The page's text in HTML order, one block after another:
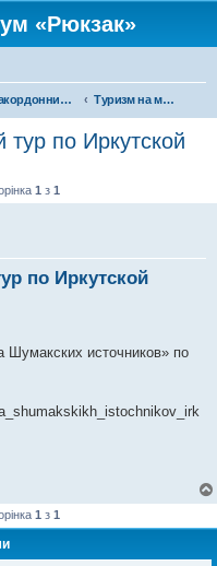
«Рюкзак»
Закордонний туризм Туризм на московії
по Иркутской
1 з 1
по Иркутской
Шумакских источников» по
1 з 1